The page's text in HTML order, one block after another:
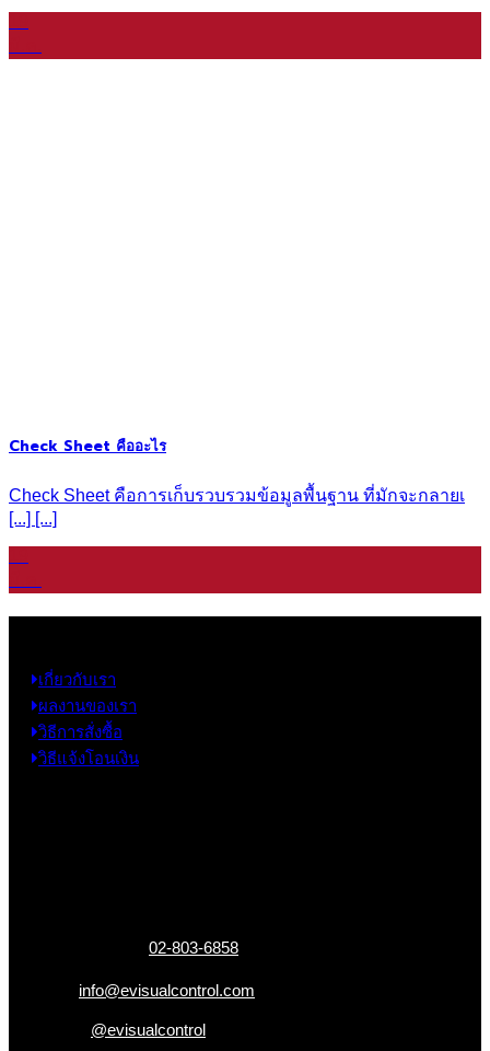
Check Sheet คืออะไร
Check Sheet คือการเก็บรวบรวมข้อมูลพื้นฐาน ที่มักจะกลายเ
[...] [...]
เกี่ยวกับเรา
ผลงานของเรา
วิธีการสั่งซื้อ
วิธีแจ้งโอนเงิน
02-803-6858
info@evisualcontrol.com
@evisualcontrol